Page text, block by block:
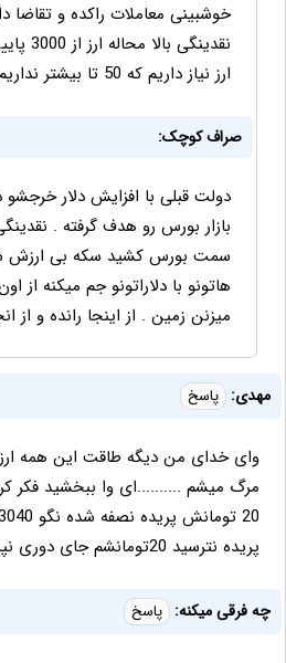
خوشبینی معاملات راکده و تقاضا
ارز نیاز داریم که 50 تا بیشتر نداریم
صراف کوچک:
دولت قبلی با افزایش دلار
بازار بورس رو هدف گرفته .
سمت بورس کشید سکه بی ارزش
هاتونو با دلاراتونو جم میکنه از
میزنن زمین . از اینجا رانده و از
مهدی: پاسخ
وای خدای من دیگه طاقت این همه
پریده نترسید 20تومانشم جای دوری نپریده زود برمیگرده
چه فرقی میکنه: پاسخ